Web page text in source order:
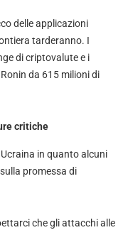
delle applicazioni
tarderanno. I
di criptovalute e i
da 615 milioni di
critiche
in quanto alcuni
promessa di
che gli attacchi alle